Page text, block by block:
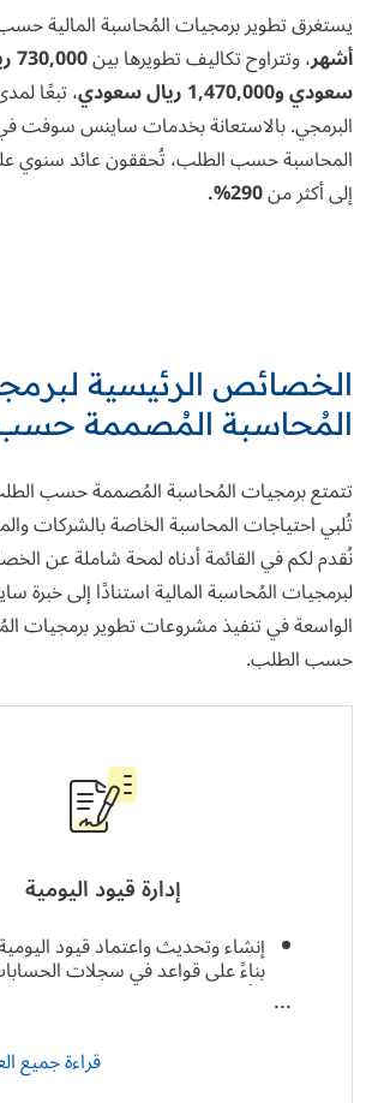
يستغرق تطوير برمجيات المُحاسبة المالية
أشهر، وتتراوح تكاليف تطويرها بين
سعودي و1,470,000 ريال سعودي
، تبعًا
البرمجي. بالاستعانة بخدمات ساينس سوفت
المحاسبة حسب الطلب، تُحققون عائد سنوي
إلى أكثر من290%.
الخصائص الرئيسية لبرمجيات
المُحاسبة المُصممة
تتمتع برمجيات المُحاسبة المُصممة حسب
تُلبي احتياجات المحاسبة الخاصة بالشركات
نُقدم لكم في القائمة أدناه لمحة شاملة عن
لبرمجيات المُحاسبة المالية استنادًا إلى
الواسعة في تنفيذ مشروعات تطوير برمجيات
حسب الطلب.
إدارة قيود اليومية
إنشاء وتحديث واعتماد قيود
بناءً على قواعد في سجلات
الأستاذ العام) والسجلات الفرعية
والمعاملات بين الشركات، بما
قراءة جميع